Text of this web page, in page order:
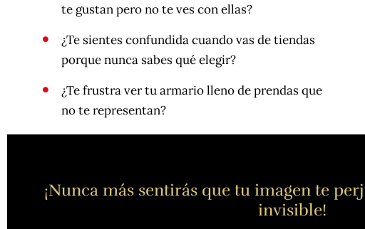
te gustan pero no te ves con ellas?
¿Te sientes confundida cuando vas de tiendas
porque nunca sabes qué elegir?
¿Te frustra ver tu armario lleno de prendas que
no te representan?
¡Nunca más sentirás que tu imagen te
invisible!